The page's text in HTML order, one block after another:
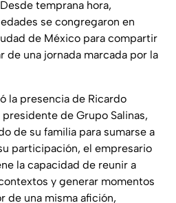
temprana hora,
se congregaron en
de México para compartir
de una jornada marcada por la
la presencia de Ricardo
de Grupo Salinas,
de su familia para sumarse a
participación, el empresario
la capacidad de reunir a
y generar momentos
de una misma afición,